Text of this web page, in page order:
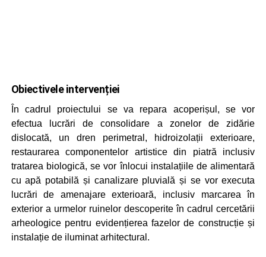
Obiectivele intervenției
În cadrul proiectului se va repara acoperișul, se vor
efectua lucrări de consolidare a zonelor de zidărie
dislocată, un dren perimetral, hidroizolații exterioare,
restaurarea componentelor artistice din piatră inclusiv
tratarea biologică, se vor înlocui instalațiile de alimentară
cu apă potabilă și canalizare pluvială și se vor executa
lucrări de amenajare exterioară, inclusiv marcarea în
exterior a urmelor ruinelor descoperite în cadrul cercetării
arheologice pentru evidențierea fazelor de construcție și
instalație de iluminat arhitectural.